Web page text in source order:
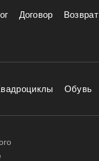
Договор Возврат
Обувь